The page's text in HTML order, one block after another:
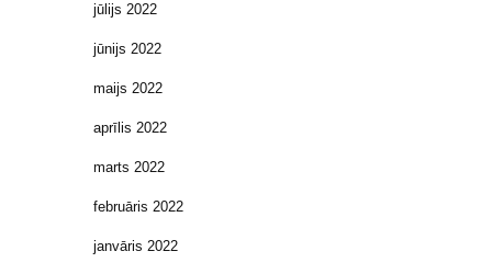
jūlijs 2022
jūnijs 2022
maijs 2022
aprīlis 2022
marts 2022
februāris 2022
janvāris 2022